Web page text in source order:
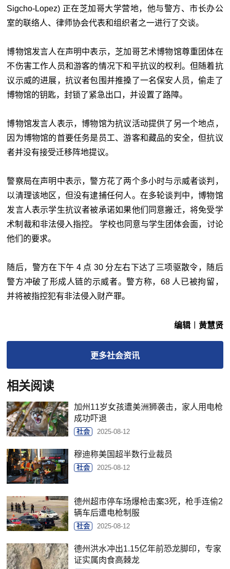
Sigcho-Lopez) 正在芝加哥大学营地，他与警方、市长办公
室的联络人、律师协会代表和组织者之一进行了交谈。
博物馆发言人在声明中表示，芝加哥艺术博物馆尊重团体在
不伤害工作人员和游客的情况下和平抗议的权利。但随着抗
议示威的进展，抗议者包围并推搡了一名保安人员，偷走了
博物馆的钥匙，封锁了紧急出口，并设置了路障。
博物馆发言人表示，博物馆为抗议活动提供了另一个地点，
因为博物馆的首要任务是员工、游客和藏品的安全，但抗议
者并没有接受迁移阵地提议。
警察局在声明中表示，警方花了两个多小时与示威者谈判，
以清理该地区，但没有逮捕任何人。在多轮谈判中，博物馆
发言人表示学生抗议者被承诺如果他们同意搬迁，将免受学
术制裁和非法侵入指控。 学校也同意与学生团体会面，讨论
他们的要求。
随后，警方在下午 4 点 30 分左右下达了三项驱散令，随后
警方冲破了形成人链的示威者。警方称，68 人已被拘留，
并将被指控犯有非法侵入财产罪。
编辑︱黄慧贤
更多社会资讯
相关阅读
加州11岁女孩遭美洲狮袭击，家人用电枪
成功吓退
社会 2025-08-12
穆迪称美国超半数行业裁员
社会 2025-08-12
德州超市停车场爆枪击案3死，枪手连偷2
辆车后遭电枪制服
社会 2025-08-12
德州洪水冲出1.15亿年前恐龙脚印，专家
证实属肉食高棘龙